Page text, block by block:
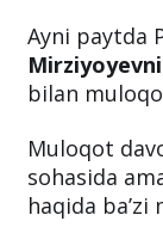
Ayni paytda
bilan
Muloqot
sohasida
haqida